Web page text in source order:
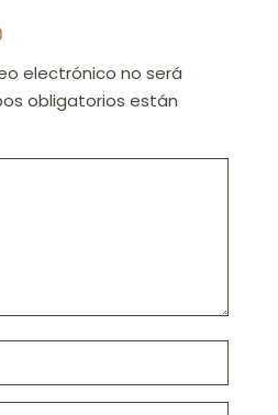
electrónico no será
obligatorios están